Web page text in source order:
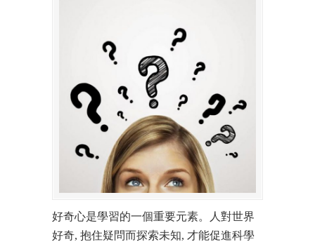
好奇心是學習的一個重要元素。人對世界
好奇, 抱住疑問而探索未知, 才能促進科學